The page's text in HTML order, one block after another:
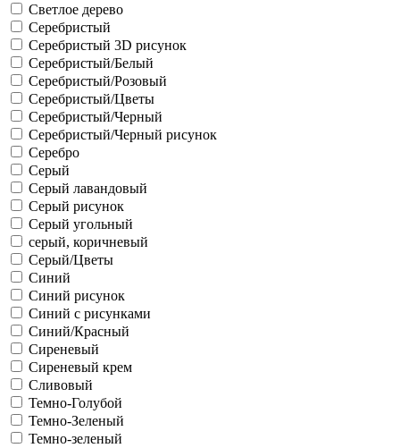
Светлое дерево
Серебристый
Серебристый 3D рисунок
Серебристый/Белый
Серебристый/Розовый
Серебристый/Цветы
Серебристый/Черный
Серебристый/Черный рисунок
Серебро
Серый
Серый лавандовый
Серый рисунок
Серый угольный
серый, коричневый
Серый/Цветы
Синий
Синий рисунок
Синий с рисунками
Синий/Красный
Сиреневый
Сиреневый крем
Сливовый
Темно-Голубой
Темно-Зеленый
Темно-зеленый